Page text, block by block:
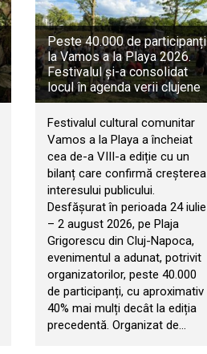
Peste 40.000 de participanți
la Vamos a la Playa 2026.
Festivalul și-a consolidat
locul în agenda verii clujene
Festivalul cultural comunitar
Vamos a la Playa a încheiat
cea de-a VIII-a ediție cu un
bilanț care confirmă creșterea
interesului publicului.
Desfășurat în perioada 24 iulie
– 2 august 2026, pe Plaja
Grigorescu din Cluj-Napoca,
evenimentul a adunat, potrivit
organizatorilor, peste 40.000
de participanți, cu aproximativ
40% mai mulți decât la ediția
precedentă. Organizat de…